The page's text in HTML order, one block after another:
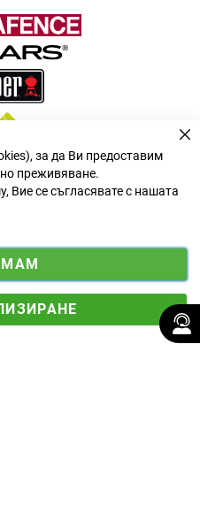
запазени. | Обменен курс:
i
n
s
y
o
u
за да Ви предоставим
преживяване.
се съгласявате с нашата